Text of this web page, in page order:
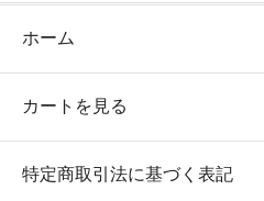
ホーム
カートを見る
特定商取引法に基づく表記